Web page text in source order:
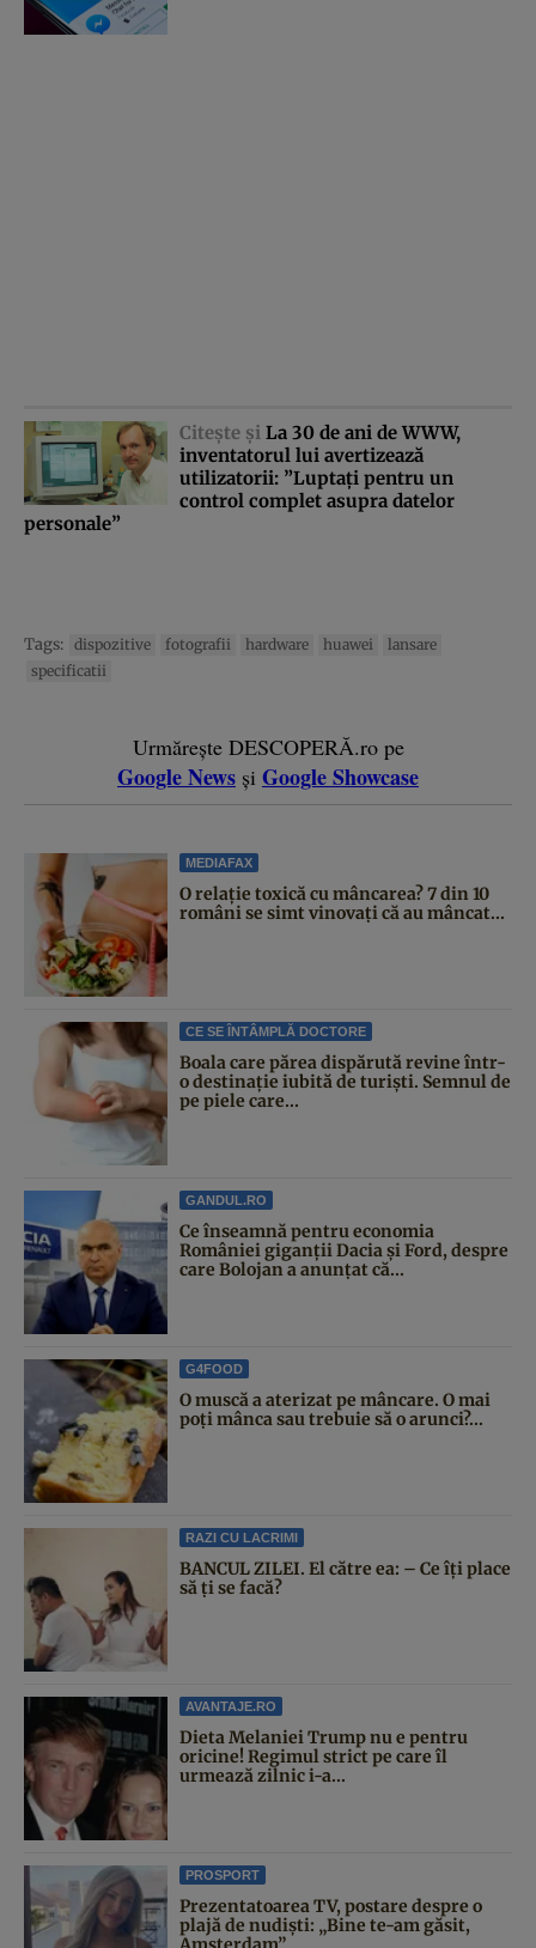
Citeşte şi La 30 de ani de WWW,
inventatorul lui avertizează
utilizatorii: ”Luptaţi pentru un
control complet asupra datelor
personale”
Tags: dispozitive fotografii hardware huawei
lansare
specificatii
Urmărește DESCOPERĂ.ro pe
Google News și Google Showcase
MEDIAFAX
O relație toxică cu mâncarea? 7 din 10
români se simt vinovați că au mâncat...
CE SE ÎNTÂMPLĂ DOCTORE
Boala care părea dispărută revine într-
o destinație iubită de turiști. Semnul de
pe piele care...
GANDUL.RO
Ce înseamnă pentru economia
României giganții Dacia și Ford, despre
care Bolojan a anunțat că...
G4FOOD
O muscă a aterizat pe mâncare. O mai
poți mânca sau trebuie să o arunci?...
RAZI CU LACRIMI
BANCUL ZILEI. El către ea: – Ce îți place
să ți se facă?
AVANTAJE.RO
Dieta Melaniei Trump nu e pentru
oricine! Regimul strict pe care îl
urmează zilnic i-a...
PROSPORT
Prezentatoarea TV, postare despre o
plajă de nudiști: „Bine te-am găsit,